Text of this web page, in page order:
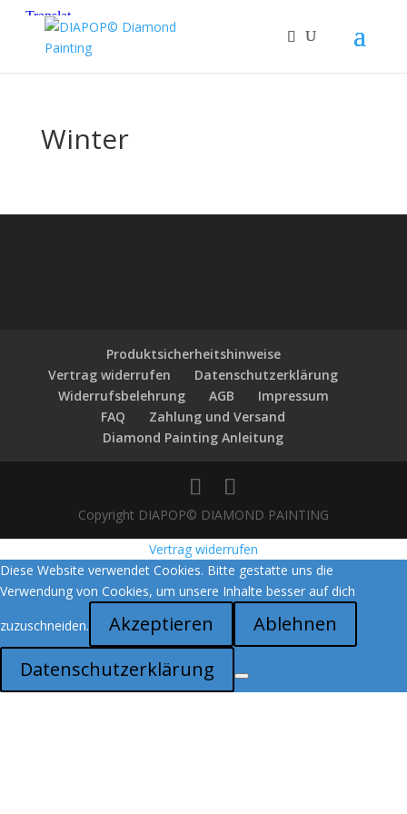
Winter
Produktsicherheitshinweise
Vertrag widerrufen
Datenschutzerklärung
Widerrufsbelehrung
AGB
Impressum
FAQ
Zahlung und Versand
Diamond Painting Anleitung
Copyright DIAPOP© DIAMOND PAINTING
Vertrag widerrufen
Diese Website verwendet Cookies. Bitte gestatte uns die
Verwendung von Cookies, um unsere Inhalte besser auf dich
zuzuschneiden.
Akzeptieren
Ablehnen
Datenschutzerklärung